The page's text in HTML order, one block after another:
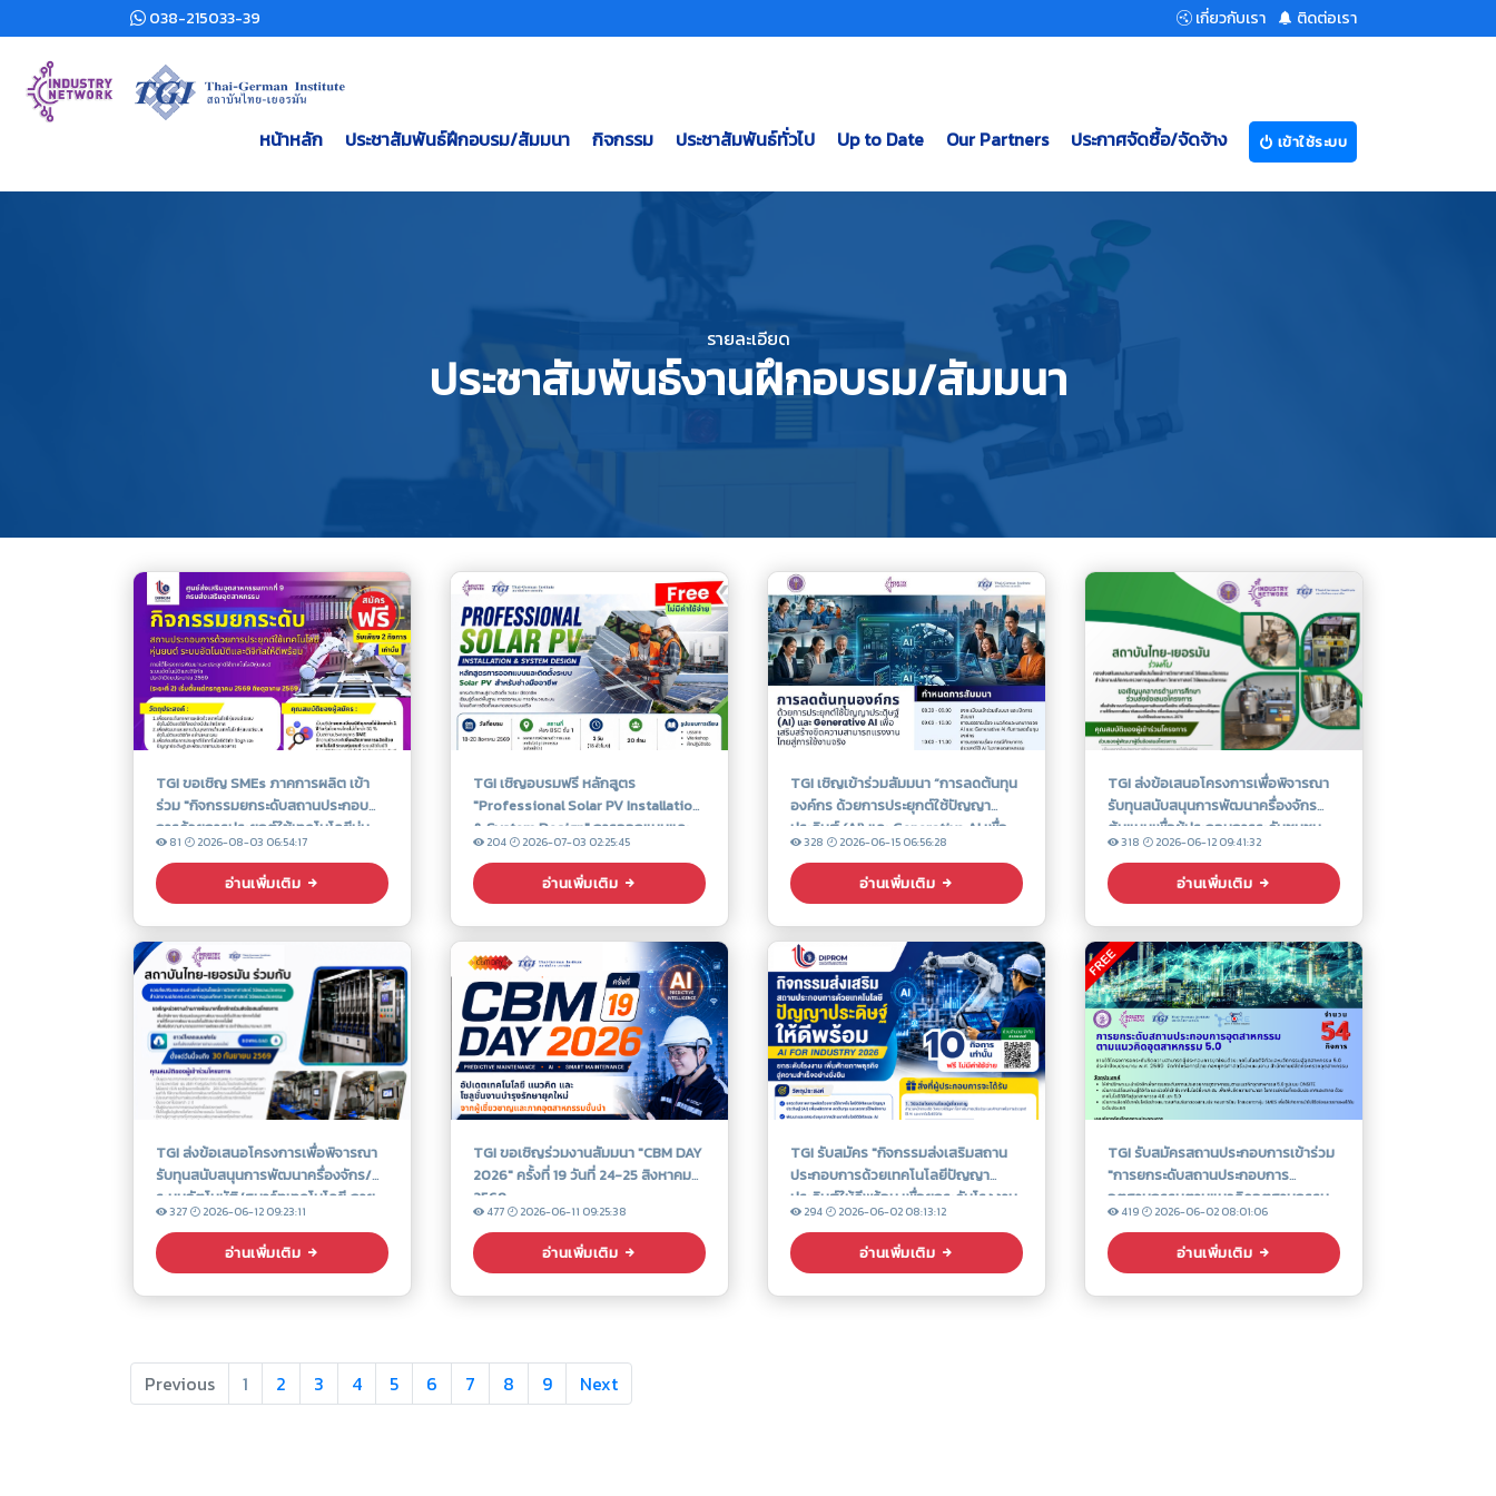
038-215033-39 เกี่ยวกับเรา ติดต่อเรา
หน้าหลัก ประชาสัมพันธ์ฝึกอบรม/สัมมนา กิจกรรม ประชาสัมพันธ์ทั่วไป Up to Date Our Partners ประกาศจัดซื้อ/จัดจ้าง เข้าใช้ระบบ
รายละเอียด
ประชาสัมพันธ์งานฝึกอบรม/สัมมนา
TGI ขอเชิญ SMEs ภาคการผลิต เข้า
ร่วม "กิจกรรมยกระดับสถานประกอบ
การด้วยการประยุกต์ใช้เทคโนโลยีหุ่น
ยนต์ ระบบอัตโนมัติ และดิจิทัลให้ดี
พร้อม" ระยะที่ 2
81 2026-08-03 06:54:17
อ่านเพิ่มเติม
TGI เชิญอบรมฟรี หลักสูตร
"Professional Solar PV Installation
& System Design" การออกแบบและ
ติดตั้งระบบ Solar PV สำหรับช่างมือ
อาชีพ
204 2026-07-03 02:25:45
อ่านเพิ่มเติม
TGI เชิญเข้าร่วมสัมมนา “การลดต้นทุน
องค์กร ด้วยการประยุกต์ใช้ปัญญา
ประดิษฐ์ (AI) และ Generative AI เพื่อ
เสริมสร้างขีดความสามารถแรงงานไทย
สู่การใช้งานจริง”
328 2026-06-15 06:56:28
อ่านเพิ่มเติม
TGI ส่งข้อเสนอโครงการเพื่อพิจารณา
รับทุนสนับสนุนการพัฒนาครื่องจักร
ต้นแบบเพื่อผู้ประกอบการระดับชุมชน
ภายใต้โครงการพัฒนาต้นแบบ
เครื่องจักร เครื่องมือและอุปกรณ์ เพื่อ
การผลิตระดับชุมชน ประจำปีงบประมาณ
318 2026-06-12 09:41:32
อ่านเพิ่มเติม
TGI ส่งข้อเสนอโครงการเพื่อพิจารณา
รับทุนสนับสนุนการพัฒนาครื่องจักร/
ระบบอัตโนมัติ/สมาร์ทเทคโนโลยี ภาย
ใต้โครงการพัฒนาระบบอัตโนมัติ/สมา
ร์ทเทคโนโลยี เพื่อเพิ่มขีดความสามารถ
ของภาคการผลิตและบริการ ประจำ
327 2026-06-12 09:23:11
อ่านเพิ่มเติม
TGI ขอเชิญร่วมงานสัมมนา "CBM DAY
2026" ครั้งที่ 19 วันที่ 24-25 สิงหาคม
2569
477 2026-06-11 09:25:38
อ่านเพิ่มเติม
TGI รับสมัคร "กิจกรรมส่งเสริมสถาน
ประกอบการด้วยเทคโนโลยีปัญญา
ประดิษฐ์ให้ดีพร้อม เพื่อยกระดับโรงงาน
เพิ่มศักยภาพธุรกิจ ลดต้นทุน และลดการ
ใช้พลังงานอย่างยั่งยืน"
294 2026-06-02 08:13:12
อ่านเพิ่มเติม
TGI รับสมัครสถานประกอบการเข้าร่วม
"การยกระดับสถานประกอบการ
อุตสาหกรรมตามแนวคิดอุตสาหกรรม
5.0"
419 2026-06-02 08:01:06
อ่านเพิ่มเติม
Previous 1 2 3 4 5 6 7 8 9 Next